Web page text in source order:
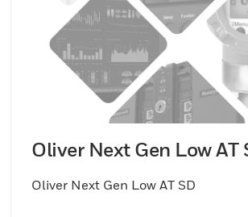
Oliver Next Gen Low AT
Oliver Next Gen Low AT SD